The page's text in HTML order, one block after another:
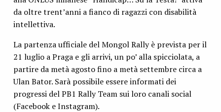
da oltre trent’anni a fianco di ragazzi con disabilità
intellettiva.
La partenza ufficiale del Mongol Rally è prevista per il
21 luglio a Praga e gli arrivi, un po’ alla spicciolata, a
partire da metà agosto fino a metà settembre circa a
Ulan Bator. Sarà possibile essere informati dei
progressi del PB1 Rally Team sui loro canali social
(Facebook e Instagram).